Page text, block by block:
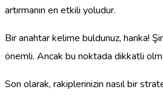
artırmanın en etkili yoludur.
Bir anahtar kelime buldunuz, harika!
önemli. Ancak bu noktada dikkatli
Son olarak, rakiplerinizin nasıl bir